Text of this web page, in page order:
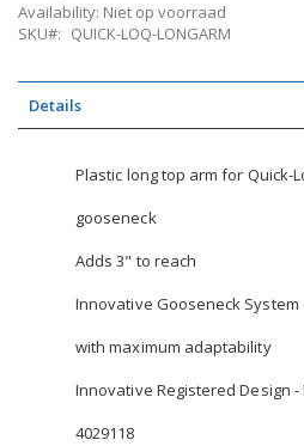
Availability: Niet op voorraad
SKU
QUICK-LOQ-LONGARM
Details
Plastic long top arm for Quick-
gooseneck
Adds 3" to reach
Innovative Gooseneck
with maximum adaptability
Innovative Registered Design -
4029118